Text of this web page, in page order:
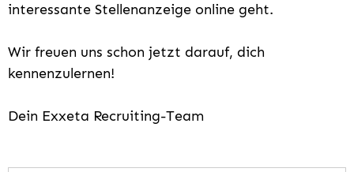
interessante Stellenanzeige online geht.
Wir freuen uns schon jetzt darauf, dich
kennenzulernen!
Dein Exxeta Recruiting-Team